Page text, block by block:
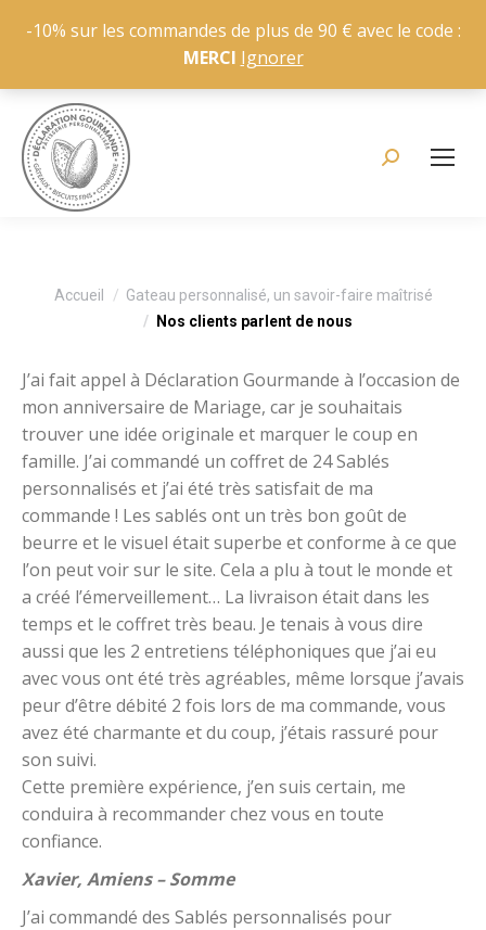
-10% sur les commandes de plus de 90 € avec le code :
MERCI Ignorer
Recherche
Vous êtes ici :
Accueil
Gateau personnalisé, un savoir-faire maîtrisé
Nos clients parlent de nous
J’ai fait appel à Déclaration Gourmande à l’occasion de
mon anniversaire de Mariage, car je souhaitais
trouver une idée originale et marquer le coup en
famille. J’ai commandé un coffret de 24 Sablés
personnalisés et j’ai été très satisfait de ma
commande ! Les sablés ont un très bon goût de
beurre et le visuel était superbe et conforme à ce que
l’on peut voir sur le site. Cela a plu à tout le monde et
a créé l’émerveillement… La livraison était dans les
temps et le coffret très beau. Je tenais à vous dire
aussi que les 2 entretiens téléphoniques que j’ai eu
avec vous ont été très agréables, même lorsque j’avais
peur d’être débité 2 fois lors de ma commande, vous
avez été charmante et du coup, j’étais rassuré pour
son suivi.
Cette première expérience, j’en suis certain, me
conduira à recommander chez vous en toute
confiance.
Xavier, Amiens – Somme
J’ai commandé des Sablés personnalisés pour